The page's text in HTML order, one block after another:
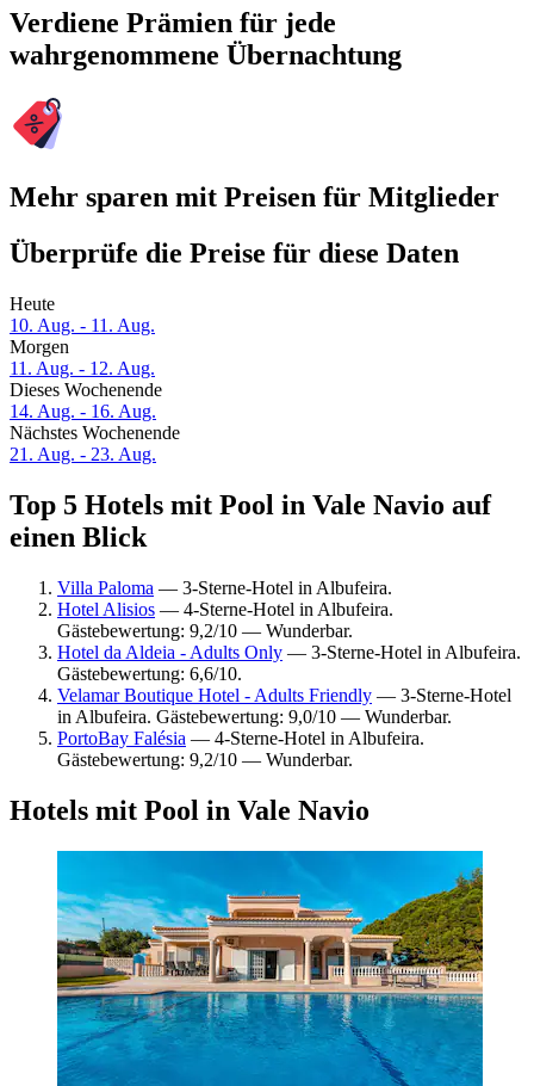
Verdiene Prämien für jede
wahrgenommene Übernachtung
Mehr sparen mit Preisen für Mitglieder
Überprüfe die Preise für diese Daten
Heute
10. Aug. - 11. Aug.
Morgen
11. Aug. - 12. Aug.
Dieses Wochenende
14. Aug. - 16. Aug.
Nächstes Wochenende
21. Aug. - 23. Aug.
Top 5 Hotels mit Pool in Vale Navio auf
einen Blick
Villa Paloma — 3-Sterne-Hotel in Albufeira.
Hotel Alisios — 4-Sterne-Hotel in Albufeira.
Gästebewertung: 9,2/10 — Wunderbar.
Hotel da Aldeia - Adults Only — 3-Sterne-Hotel in Albufeira.
Gästebewertung: 6,6/10.
Velamar Boutique Hotel - Adults Friendly — 3-Sterne-Hotel
in Albufeira. Gästebewertung: 9,0/10 — Wunderbar.
PortoBay Falésia — 4-Sterne-Hotel in Albufeira.
Gästebewertung: 9,2/10 — Wunderbar.
Hotels mit Pool in Vale Navio